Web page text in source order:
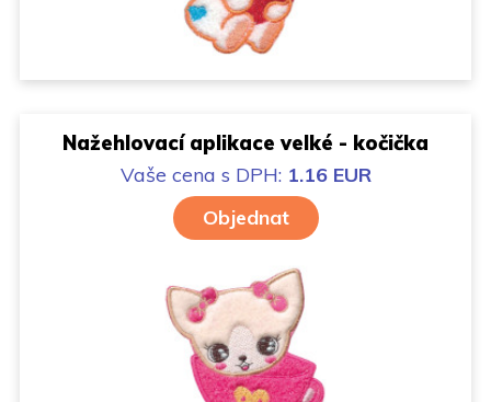
Nažehlovací aplikace velké - kočička
Vaše cena s DPH: 1.16 EUR
Objednat